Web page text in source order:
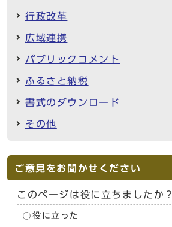
行政改革
広域連携
パブリックコメント
ふるさと納税
書式のダウンロード
その他
ご意見をお聞かせください
このページは役に立ちましたか？
役に立った